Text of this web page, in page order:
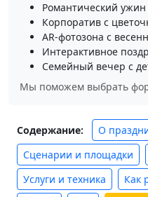
Романтический
Корпоратив с
AR‑фотозона с
Интерактивное
Семейный вечер с
Мы поможем выбрать
Содержание: О
Сценарии и площадки
Услуги и техника
Как